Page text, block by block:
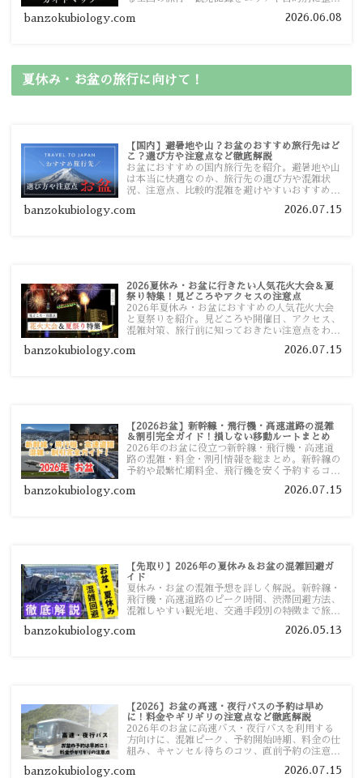
ガイドマップからスムーズに見つけていただけま
banzokubiology.com 2026.06.08
夏休み・お盆の旅行に向けて！
【国内】避暑地や山？お盆のおすすめ旅行先はど
こ？選び方や注意点など徹底解説
お盆におすすめの国内旅行先を紹介。避暑地や山
は本当に快適なのか、旅行先の選び方や混雑状
況、注意点、比較的混雑を避けやすいおすすめス
す。
banzokubiology.com 2026.07.15
2026夏休み・お盆に行きたい人気花火大会＆夏
祭り特集！見どころやアクセスの注意点
2026年夏休み・お盆におすすめの人気花火大会
と夏祭りを紹介。見どころや開催日、アクセス、
混雑対策、旅行前に知っておきたい注意点をわか
banzokubiology.com 2026.07.15
【2026お盆】新幹線・飛行機・高速道路の混雑
＆割引完全ガイド！損しない移動ルートまとめ
2026年のお盆に役立つ新幹線・飛行機・高速道
路の混雑・料金・割引情報を総まとめ。新幹線の
予約や最繁忙期料金、飛行機を安く予約するコ
い移動方法を分かりやすく解説します。
banzokubiology.com 2026.07.15
【先取り】2026年の夏休み＆お盆の混雑回避ガ
イド
夏休み・お盆の混雑予想を詳しく解説。新幹線・
飛行機・高速道路のピーク時間、渋滞回避方法、
混雑しやすい観光地、交通手段別の特徴まで旅行
banzokubiology.com 2026.05.13
【2026】お盆の高速・夜行バスの予約は早め
に！料金やギリギリの注意点など徹底解説
2026年のお盆に高速バス・夜行バスを利用する
方向けに、混雑ピーク、予約開始時期、料金の仕
組み、キャンセル待ちのコツ、直前予約の注意点
banzokubiology.com 2026.07.15